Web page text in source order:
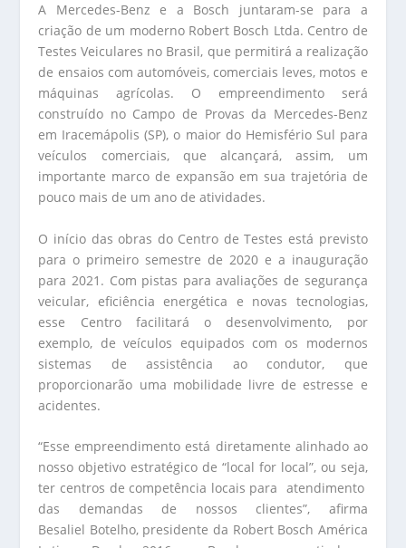
A Mercedes-Benz e a Bosch juntaram-se para a
criação de um moderno Robert Bosch Ltda. Centro de
Testes Veiculares no Brasil, que permitirá a realização
de ensaios com automóveis, comerciais leves, motos e
máquinas agrícolas. O empreendimento será
construído no Campo de Provas da Mercedes-Benz
em Iracemápolis (SP), o maior do Hemisfério Sul para
veículos comerciais, que alcançará, assim, um
importante marco de expansão em sua trajetória de
pouco mais de um ano de atividades.
O início das obras do Centro de Testes está previsto
para o primeiro semestre de 2020 e a inauguração
para 2021. Com pistas para avaliações de segurança
veicular, eficiência energética e novas tecnologias,
esse Centro facilitará o desenvolvimento, por
exemplo, de veículos equipados com os modernos
sistemas de assistência ao condutor, que
proporcionarão uma mobilidade livre de estresse e
acidentes.
“Esse empreendimento está diretamente alinhado ao
nosso objetivo estratégico de “local for local”, ou seja,
ter centros de competência locais para atendimento
das demandas de nossos clientes”, afirma
Besaliel Botelho, presidente da Robert Bosch América